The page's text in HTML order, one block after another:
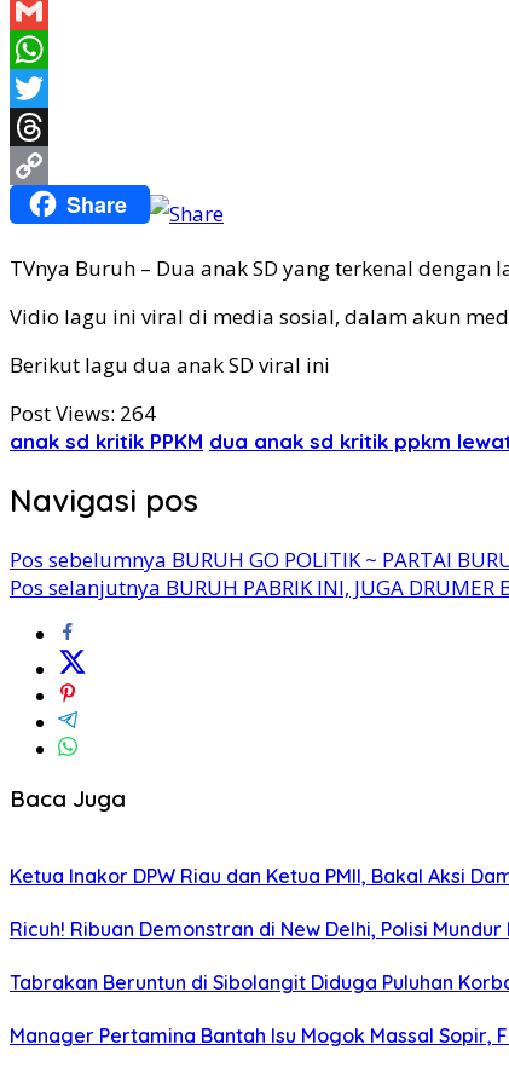
Facebook
Gmail
WhatsApp
Twitter
Threads
Copy Share
TVnya Buruh – Dua anak SD yang terkenal
Vidio lagu ini viral di media sosial, dalam akun
Berikut lagu dua anak SD viral ini
Post Views: 264
anak sd kritik PPKM dua anak sd kritik ppkm
Navigasi pos
Pos sebelumnya BURUH GO POLITIK ~ PARTAI
Pos selanjutnya BURUH PABRIK INI, JUGA
Baca Juga
Ketua Inakor DPW Riau dan Ketua PMII, Bakal Aksi
Ricuh! Ribuan Demonstran di New Delhi, Polisi
Tabrakan Beruntun di Sibolangit Diduga Puluhan
Manager Pertamina Bantah Isu Mogok Massal Sopir,